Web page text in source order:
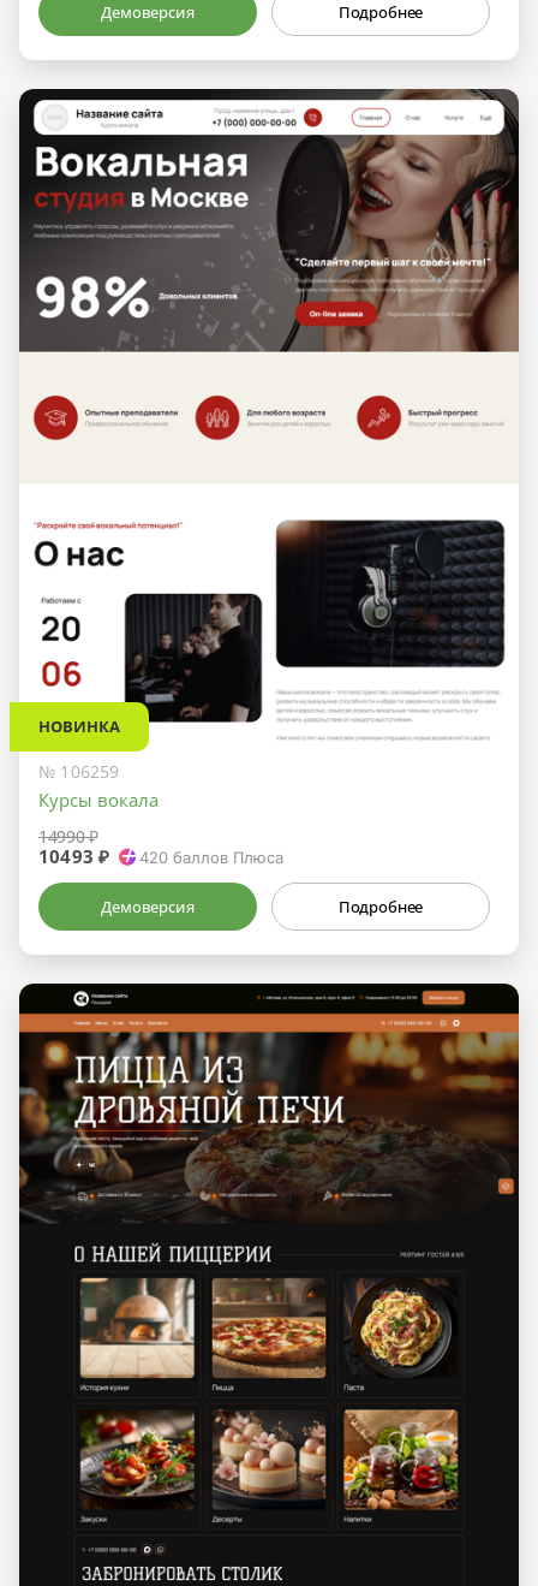
Демоверсия Подробнее
НОВИНКА
№ 106259
Курсы вокала
14990 ₽
10493 ₽ 420 баллов Плюса
Демоверсия Подробнее